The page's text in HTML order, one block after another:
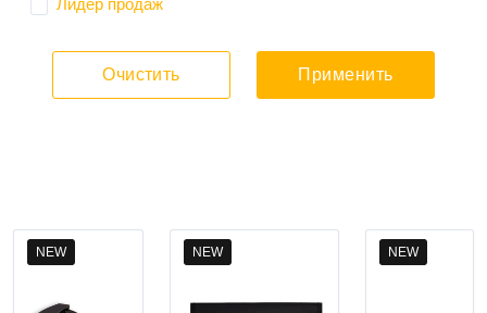
Лидер продаж
Очистить Применить
NEW NEW NEW